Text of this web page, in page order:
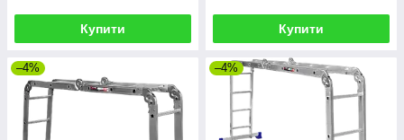
Купити Купити
–4% –4%